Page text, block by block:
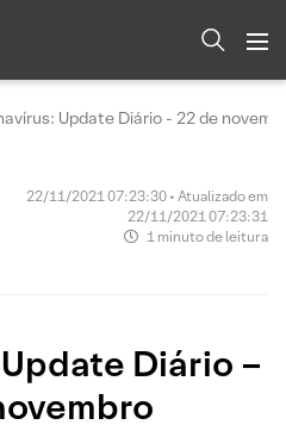
Update Diário - 22 de
22/11/2021 07:23:30 • Atualizado em
22/11/2021 07:23:31
1 minuto de leitura
Diário –